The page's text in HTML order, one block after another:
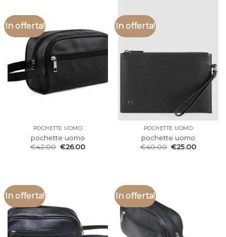
In offerta!
POCHETTE UOMO
pochette uomo
€42.00 €26.00
In offerta!
POCHETTE UOMO
pochette uomo
€40.00 €25.00
In offerta! In offerta!